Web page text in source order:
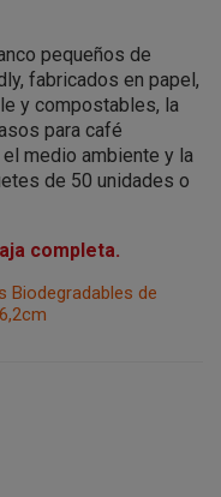
pequeños de
fabricados en papel,
y compostables, la
para café
medio ambiente y la
de 50 unidades o
completa.
Biodegradables de